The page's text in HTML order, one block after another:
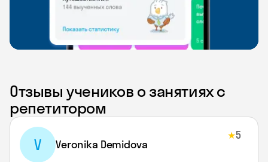
Отзывы учеников о занятиях с
репетитором
V Veronika Demidova
★5